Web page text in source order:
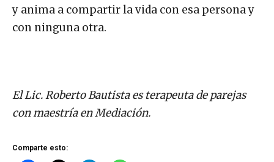
y anima a compartir la vida con esa persona y
con ninguna otra.
El Lic. Roberto Bautista es terapeuta de parejas
con maestría en Mediación.
Comparte esto: